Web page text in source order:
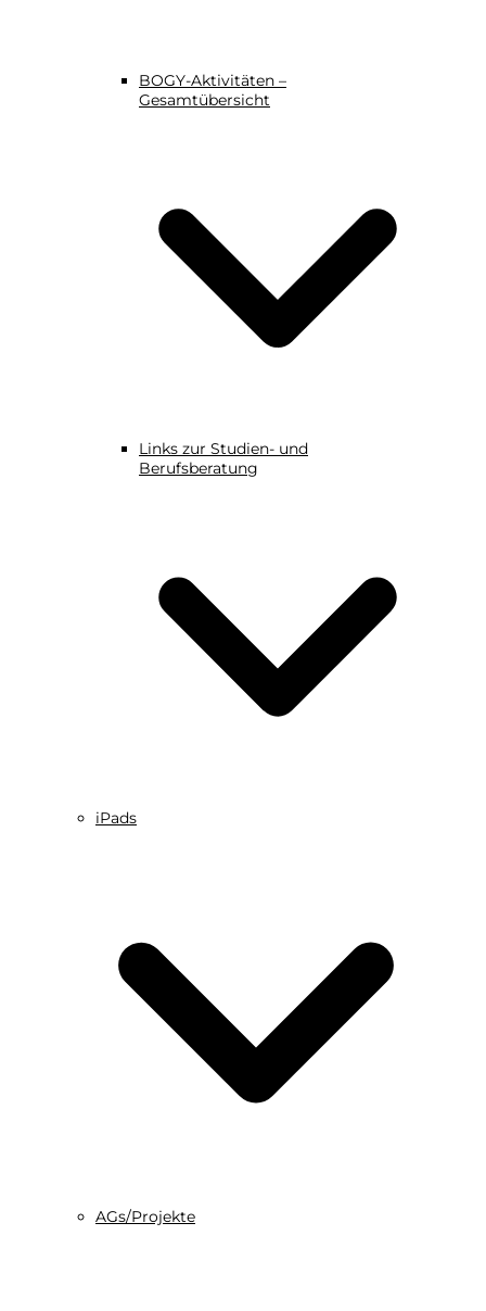
BOGY-Aktivitäten –
Gesamtübersicht
Links zur Studien- und
Berufsberatung
iPads
AGs/Projekte